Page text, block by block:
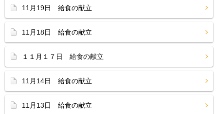
11月19日 給食の献立
11月18日 給食の献立
１１月１７日 給食の献立
11月14日 給食の献立
11月13日 給食の献立